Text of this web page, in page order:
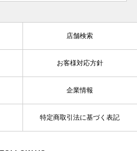
店舗検索
お客様対応方針
企業情報
特定商取引法に基づく表記